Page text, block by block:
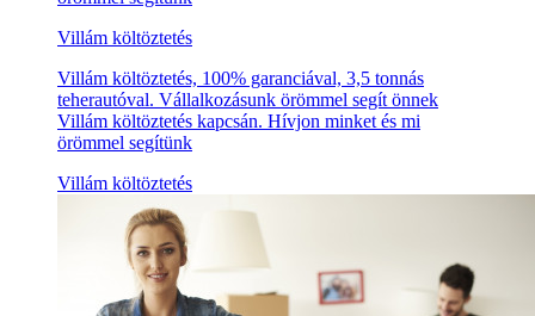
Villám költöztetés
Villám költöztetés, 100% garanciával, 3,5 tonnás
teherautóval. Vállalkozásunk örömmel segít önnek
Villám költöztetés kapcsán. Hívjon minket és mi
örömmel segítünk
Villám költöztetés